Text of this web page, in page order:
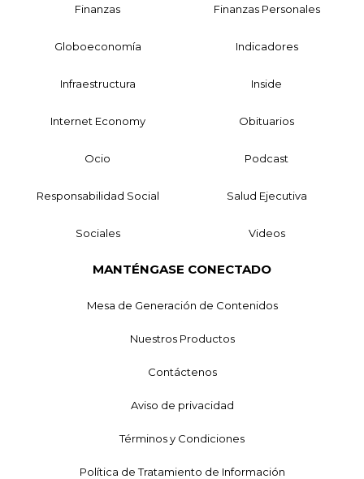
Finanzas Finanzas Personales
Globoeconomía Indicadores
Infraestructura Inside
Internet Economy Obituarios
Ocio Podcast
Responsabilidad Social Salud Ejecutiva
Sociales Videos
MANTÉNGASE CONECTADO
Mesa de Generación de Contenidos
Nuestros Productos
Contáctenos
Aviso de privacidad
Términos y Condiciones
Política de Tratamiento de Información